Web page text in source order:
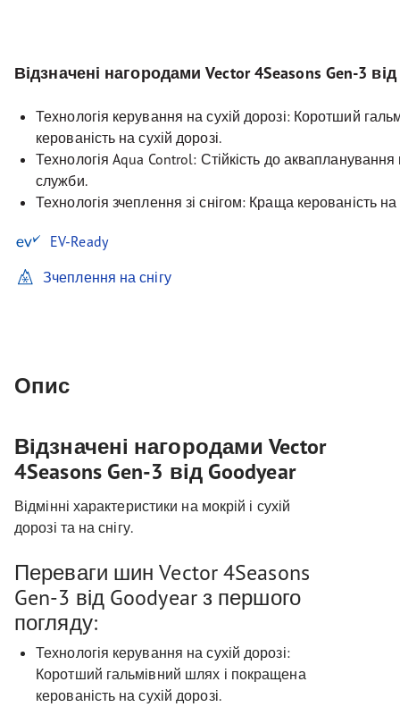
Відзначені нагородами Vector 4Seasons Gen-3 від
Технологія керування на сухій дорозі: Коротший
керованість на сухій дорозі.
Технологія Aqua Control: Стійкість до
служби.
Технологія зчеплення зі снігом: Краща керованість на
EV-Ready
Зчеплення на снігу
Опис
Відзначені нагородами Vector
4Seasons Gen-3 від Goodyear
Відмінні характеристики на мокрій і сухій
дорозі та на снігу.
Переваги шин Vector 4Seasons
Gen-3 від Goodyear з першого
погляду:
Технологія керування на сухій дорозі:
Коротший гальмівний шлях і покращена
керованість на сухій дорозі.